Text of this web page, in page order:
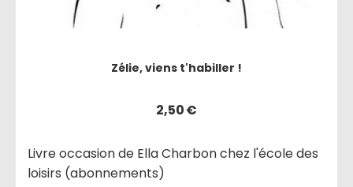
Zélie, viens t'habiller !
2,50€
Livre occasion de Ella Charbon chez l'école des
loisirs (abonnements)